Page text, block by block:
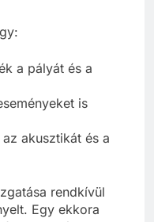
a pályát és a
is
akusztikát és a
rendkívül
Egy ekkora